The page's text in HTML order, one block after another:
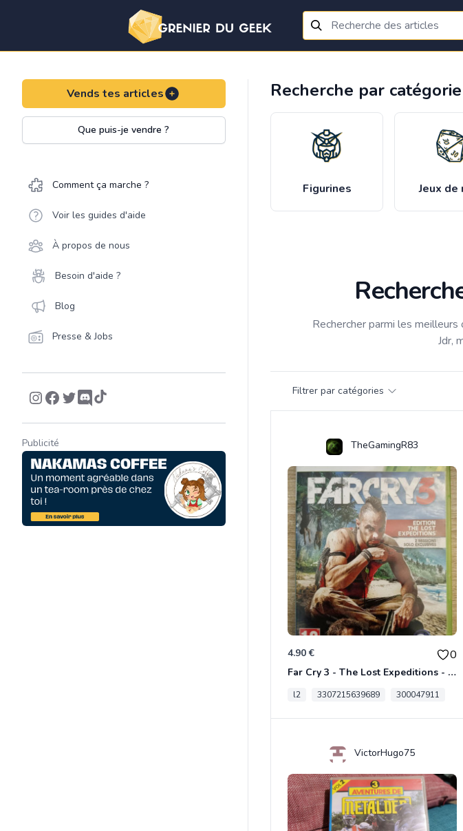
Vends tes articles
Que puis-je vendre ?
Comment ça marche ?
Voir les guides d'aide
À propos de nous
Besoin d'aide ?
Blog
Presse & Jobs
Publicité
Recherche par catégorie
Figurines Jeux de
Rechercher parmi les
Jdr,
Filtrer par catégories
TheGamingR83
4.90 € 0
Far Cry 3 - The Lost Expeditions - Edition Spéciale Xbox 360
l2 3307215639689 300047911
VictorHugo75